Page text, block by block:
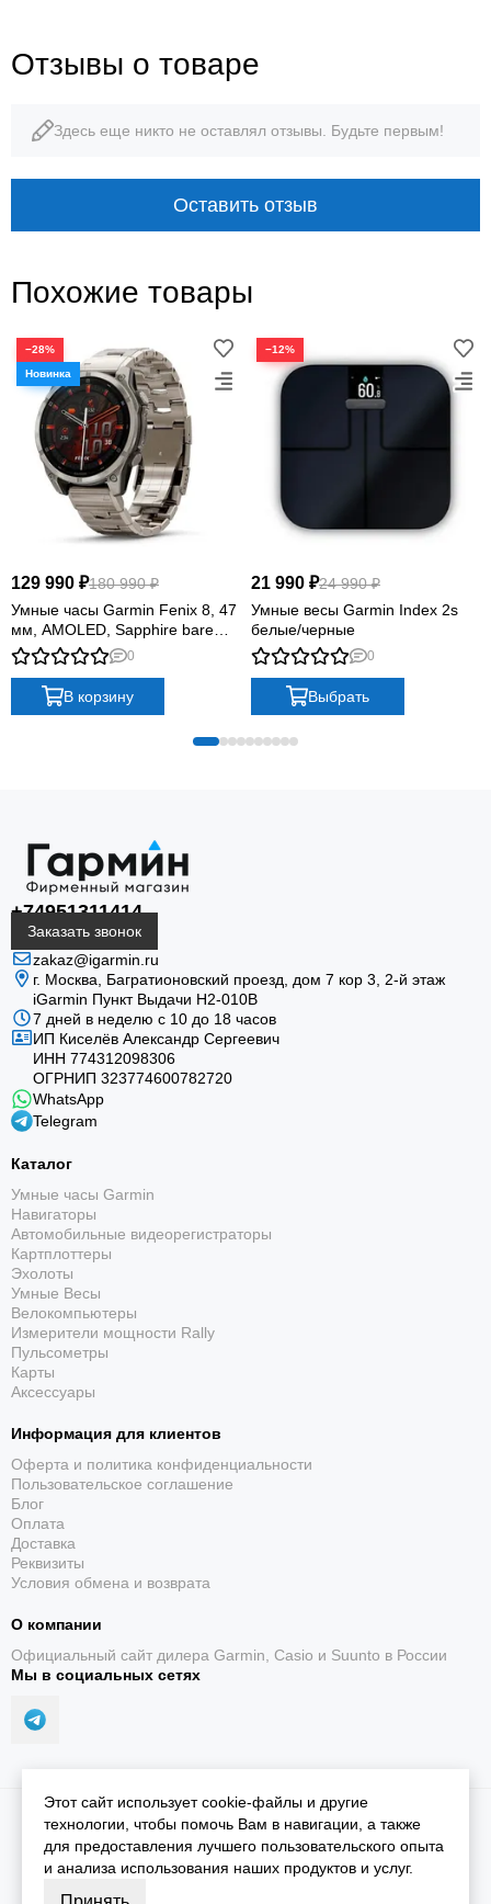
Отзывы о товаре
Здесь еще никто не оставлял отзывы. Будьте первым!
Оставить отзыв
Похожие товары
−28%
129 990 ₽180 990 ₽
Умные часы Garmin Fenix 8, 47
мм, AMOLED, Sapphire bare
Titanium, graphite with titanium
band plus graphite silicone band
0
В корзину
−12%
21 990 ₽24 990 ₽
Умные весы Garmin Index 2s
белые/черные
0
Выбрать
+74951311414
Заказать звонок
zakaz@igarmin.ru
г. Москва, Багратионовский проезд, дом 7 кор 3, 2-й этаж
iGarmin Пункт Выдачи Н2-010В
7 дней в неделю с 10 до 18 часов
ИП Киселёв Александр Сергеевич
ИНН 774312098306
ОГРНИП 323774600782720
WhatsApp
Telegram
Каталог
Умные часы Garmin
Навигаторы
Автомобильные видеорегистраторы
Картплоттеры
Эхолоты
Умные Весы
Велокомпьютеры
Измерители мощности Rally
Пульсометры
Карты
Аксессуары
Информация для клиентов
Оферта и политика конфиденциальности
Пользовательское соглашение
Блог
Оплата
Доставка
Реквизиты
Условия обмена и возврата
О компании
Официальный сайт дилера Garmin, Casio и Suunto в России
Мы в социальных сетях
2026 © iGarmin.Карта сайта
Этот сайт использует cookie-файлы и другие
технологии, чтобы помочь Вам в навигации, а также
для предоставления лучшего пользовательского опыта
и анализа использования наших продуктов и услуг.